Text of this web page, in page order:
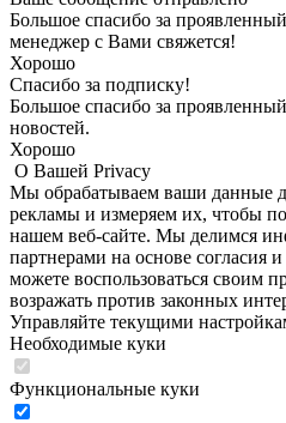
Большое спасибо за
менеджер с Вами свяжется!
Хорошо
Спасибо за подписку!
Большое спасибо за
новостей.
Хорошо
О Вашей Privacy
Мы обрабатываем ваши данные
рекламы и измеряем их, чтобы
нашем веб-сайте. Мы делимся
партнерами на основе согласия
можете воспользоваться своим
возражать против законных
Управляйте текущими
Необходимые куки
Функциональные куки